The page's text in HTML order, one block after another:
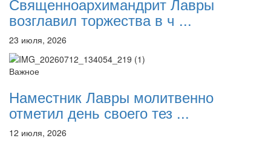
возглавил торжества в ч ...
23 июля, 2026
Важное
Наместник Лавры молитвенно
отметил день своего тез ...
12 июля, 2026